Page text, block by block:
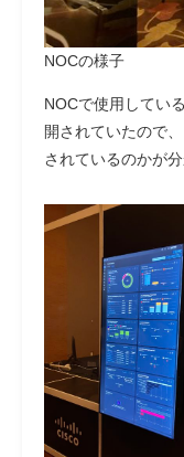
NOCの様子
NOCで使用してい
開されていたので
されているのかが